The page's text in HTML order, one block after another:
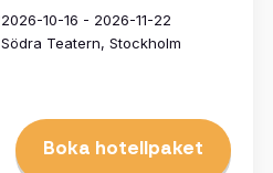
2026-10-16 - 2026-11-22
Södra Teatern, Stockholm
Boka hotellpaket